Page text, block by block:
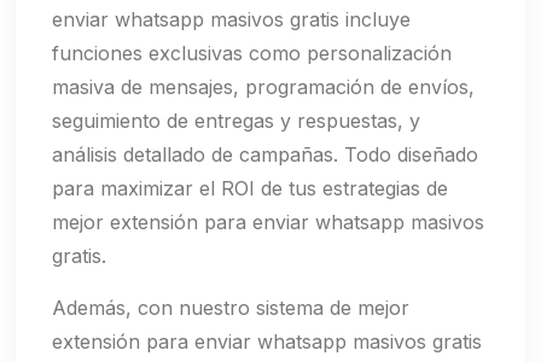
enviar whatsapp masivos gratis incluye
funciones exclusivas como personalización
masiva de mensajes, programación de envíos,
seguimiento de entregas y respuestas, y
análisis detallado de campañas. Todo diseñado
para maximizar el ROI de tus estrategias de
mejor extensión para enviar whatsapp masivos
gratis.
Además, con nuestro sistema de mejor
extensión para enviar whatsapp masivos gratis